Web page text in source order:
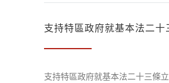
支持特區政府就基本法二十
支持特區政府就基本法二十三條